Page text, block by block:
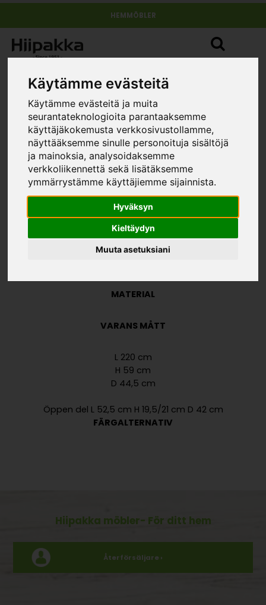
Käytämme evästeitä
Käytämme evästeitä ja muita
seurantateknologioita parantaaksemme
käyttäjäkokemusta verkkosivustollamme,
näyttääksemme sinulle personoituja sisältöjä
ja mainoksia, analysoidaksemme
verkkoliikennettä sekä lisätäksemme
ymmärrystämme käyttäjiemme sijainnista.
Hyväksyn
Kieltäydyn
Muuta asetuksiani
HEMMÖBLER
Nauvo tv-bänk 1 (166 cm) extra
dörr
hemmöbler »Möbelserier» Solo »Nauvo tv-bänk 1 (166
MATERIAL
VARANS MÅTT
L 220 cm
H 59 cm
D 44,5 cm
Öppen del L 52,5 cm H 19,5/21 cm D 42 cm
FÄRGALTERNATIV
Hiipakka möbler- För ditt hem
Återförsäljare ›